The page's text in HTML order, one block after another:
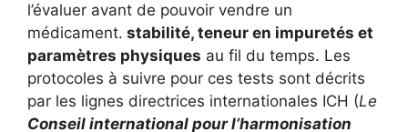
l’évaluer avant de pouvoir vendre un
médicament. stabilité, teneur en impuretés et
paramètres physiques au fil du temps. Les
protocoles à suivre pour ces tests sont décrits
par les lignes directrices internationales ICH (Le
Conseil international pour l’harmonisation